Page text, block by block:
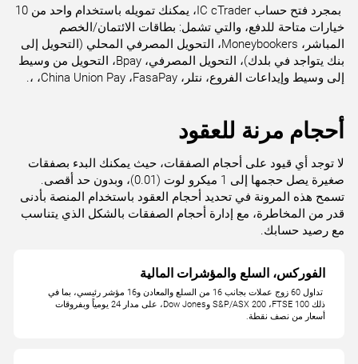
‎‏ ‏‎بمجرد فتح حساب ‏IC ‎cTrader‎، يمكنك ‏تمويله باستخدام واحد من 10
خيارات متاحة للدفع، ‏والتي تشمل: بطاقات ‏الائتمان/الخصم
المباشر، Moneybookers، التحويل ‏المصرفي المحلي (التحويل إلى
‏بنك يتواجد في ‏بلدك)، التحويل المصرفي، ‏Bpay، التحويل من وسيط
إلى ‏‏وسيط وإيداعات الفروع‏، نتلر، ‏‏FasaPay، ‏China Union Pay، ،.‏‎
‎لا توجد أي قيود على أحجام الصفقات، حيث ‏يمكنك البدء بصفقات
صغيرة يصل حجمها إلى 1 ‏ميكرو لوت (0.01)، وبدون حد أقصى.
تسمح هذه ‏المرونة في تحديد أحجام العقود باستخدام المنصة ‏بأدنى
قدر من المخاطرة، مع إدارة أحجام الصفقات ‏بالشكل الذي يتناسب
مع رصيد حسابك.‏‎
الفوركس، السلع والمؤشرات المالية
‎‏ ‏تداول 60 زوج عملات بجانب 16 من السلع ‏والمعادن و16 مؤشر رئيسي، بما في
ذلك ‏FTSE ‎‎100‎، ‏S&P/ASX 200‎‏ وDow Jones، على مدار ‏‏24 ‏يومياً وبفروقات
أسعار من نصف نقطة‎.